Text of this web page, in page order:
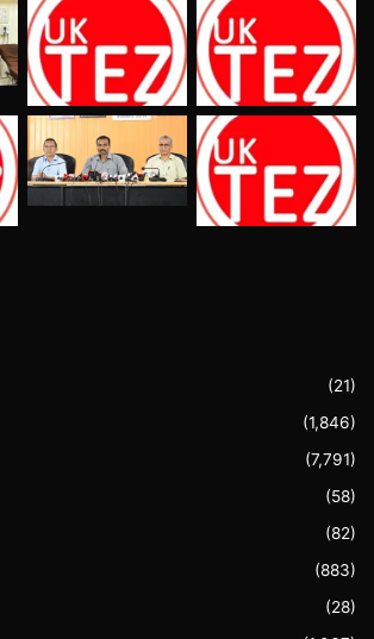
(21)
(1,846)
(7,791)
(58)
(82)
(883)
(28)